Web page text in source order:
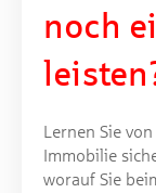
noch
Lernen Sie
Immobilie
worauf Sie